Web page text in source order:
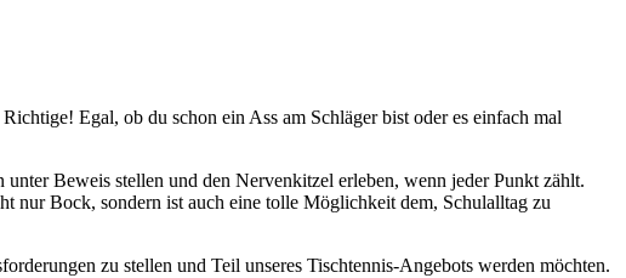
Egal, ob du schon ein Ass am Schläger bist oder es einfach mal
Beweis stellen und den Nervenkitzel erleben, wenn jeder Punkt zählt.
nur Bock, sondern ist auch eine tolle Möglichkeit dem, Schulalltag zu
zu stellen und Teil unseres Tischtennis-Angebots werden möchten.